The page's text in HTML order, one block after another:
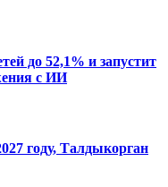
до 52,1% и запустит
с ИИ
году, Талдыкорган